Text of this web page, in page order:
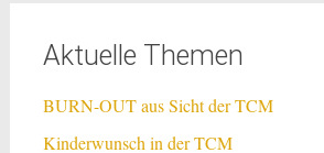
Aktuelle Themen
BURN-OUT aus Sicht der TCM
Kinderwunsch in der TCM